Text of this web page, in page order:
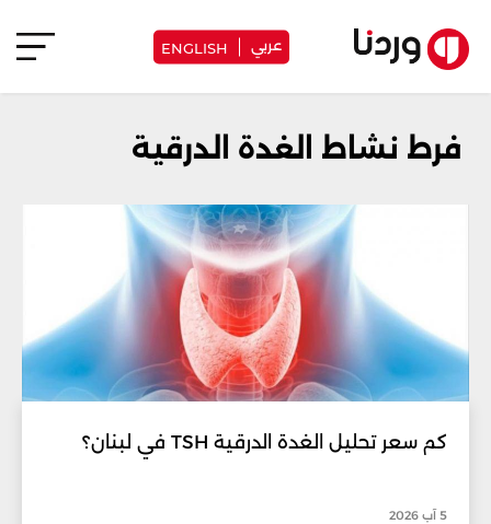
عربي ENGLISH
فرط نشاط الغدة الدرقية
كم سعر تحليل الغدة الدرقية TSH في لبنان؟
5 آب 2026